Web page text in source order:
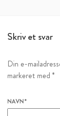
Skriv et svar
Din e-
markeret med *
NAVN*